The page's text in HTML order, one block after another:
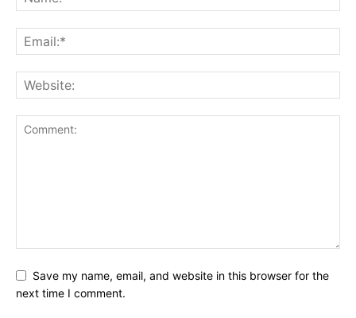
Save my name, email, and website in this browser for the
next time I comment.